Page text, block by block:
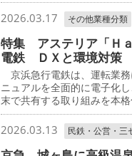
2026.03.17 その他業種分類
特集 アステリア「Ｈ
電鉄 ＤＸと環境対策
京浜急行電鉄は、運転業
ニュアルを全面的に電子化
末で共有する取り組みを本格
2026.03.13 民鉄・公営・三